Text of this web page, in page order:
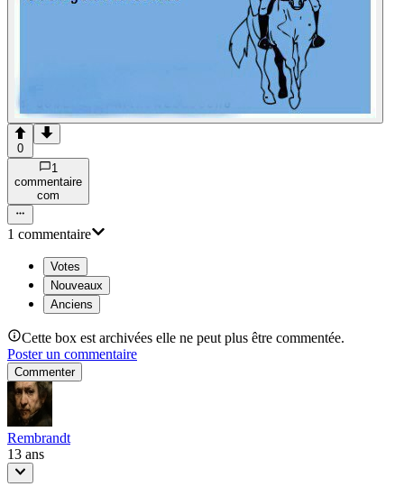
0
1
commentaire
com
1 commentaire
Votes
Nouveaux
Anciens
Cette box est archivées elle ne peut plus être commentée.
Poster un commentaire
Commenter
Rembrandt
13 ans